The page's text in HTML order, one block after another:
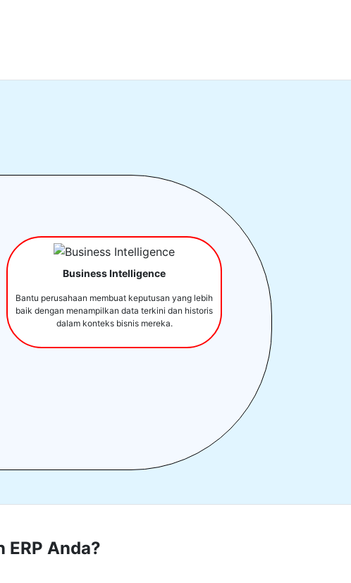
Business Intelligence
Bantu perusahaan membuat keputusan yang lebih
baik dengan menampilkan data terkini dan historis
dalam konteks bisnis mereka.
Anda?